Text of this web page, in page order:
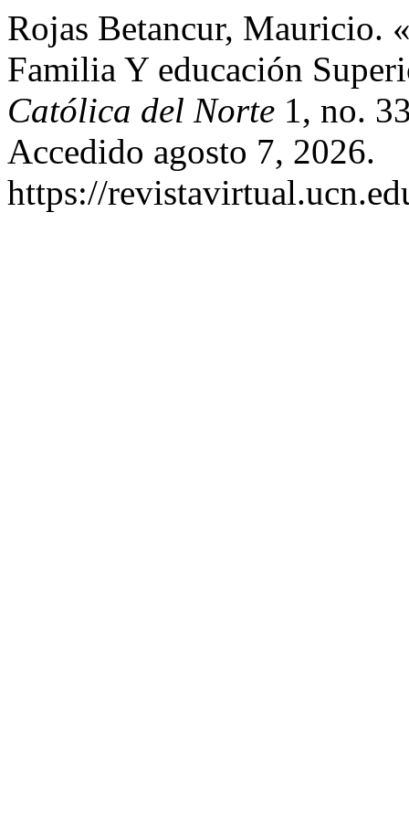
Rojas Betancur, Mauricio.
Familia Y educación
Católica del Norte 1, no.
Accedido agosto 7, 2026.
https://